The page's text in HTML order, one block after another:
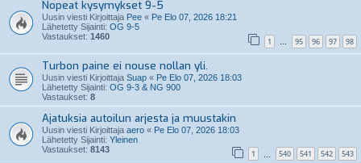
Nopeat kysymykset 9-5
Uusin viesti Kirjoittaja Pee « Pe Elo 07, 2026 18:21
Lähetetty Sijainti: OG 9-5
Vastaukset: 1460 1 … 95 96 97 98
Turbon paine ei nouse nollan yli.
Uusin viesti Kirjoittaja Suap « Pe Elo 07, 2026 18:03
Lähetetty Sijainti: OG 9-3 & NG 900
Vastaukset: 8
Ajatuksia autoilun arjesta ja muustakin
Uusin viesti Kirjoittaja aero « Pe Elo 07, 2026 18:03
Lähetetty Sijainti: Yleinen
Vastaukset: 8143 1 540 541 542 543